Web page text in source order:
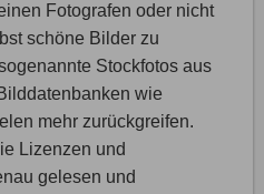
Fotografen oder nicht
schöne Bilder zu
Stockfotos aus
wie
mehr zurückgreifen.
Lizenzen und
gelesen und